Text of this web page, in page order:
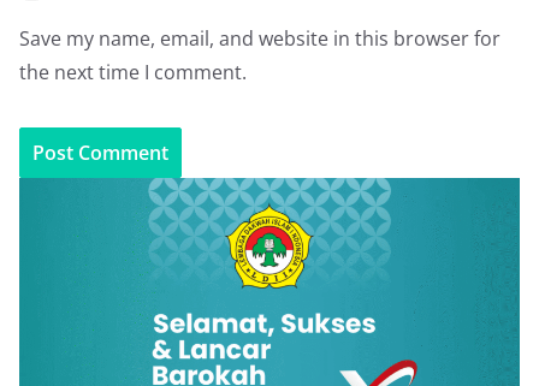
Save my name, email, and website in this browser for
the next time I comment.